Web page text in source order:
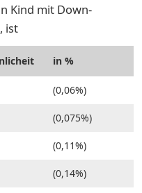
Kind mit Down-
ist
in %
(0,06%)
(0,075%)
(0,11%)
(0,14%)